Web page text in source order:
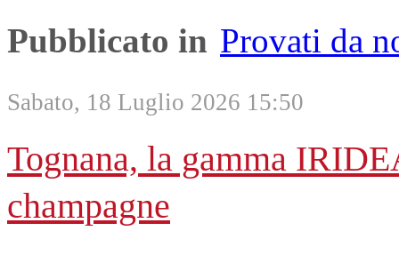
Pubblicato in Provati da
Sabato, 18 Luglio 2026 15:50
Tognana, la gamma
champagne